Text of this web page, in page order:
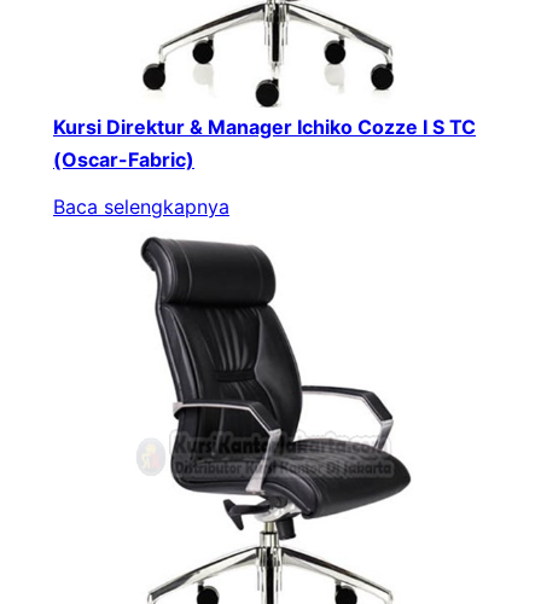
Kursi Direktur & Manager Ichiko Cozze I S TC
(Oscar-Fabric)
Baca selengkapnya